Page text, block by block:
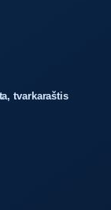
tvarkaraštis